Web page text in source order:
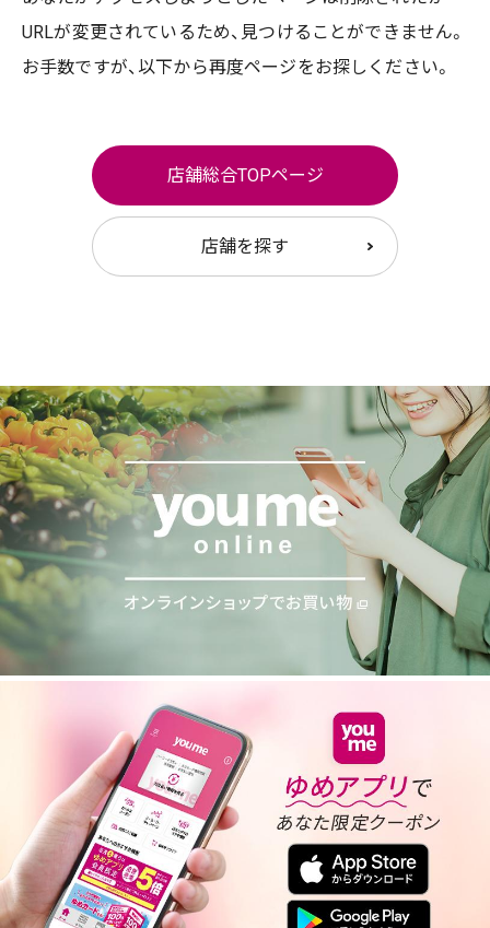
URLが変更されているため、 見つけることができません。
お手数ですが、以下から再度ページをお探しください。
店舗総合TOPページ
店舗を探す